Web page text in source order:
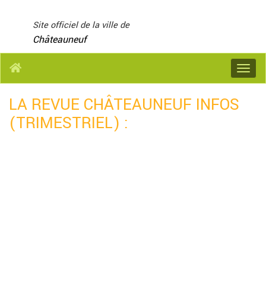
Site officiel de la ville de
Châteauneuf
Menu
LA REVUE CHÂTEAUNEUF INFOS
(TRIMESTRIEL) :